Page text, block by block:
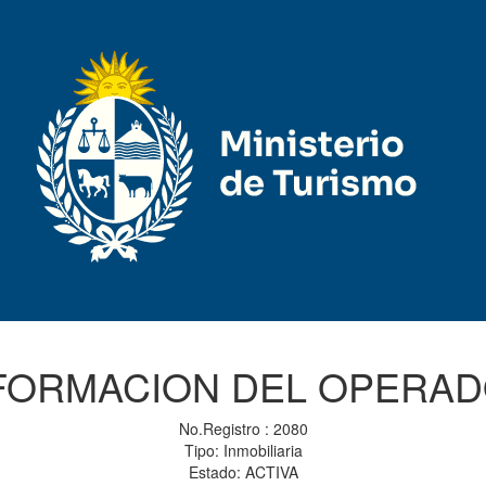
DEL
No.Registro : 2080
Tipo: Inmobiliaria
Estado: ACTIVA